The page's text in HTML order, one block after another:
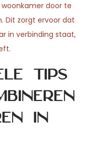
door te
Dit zorgt ervoor dat
in verbinding staat,
tips
in